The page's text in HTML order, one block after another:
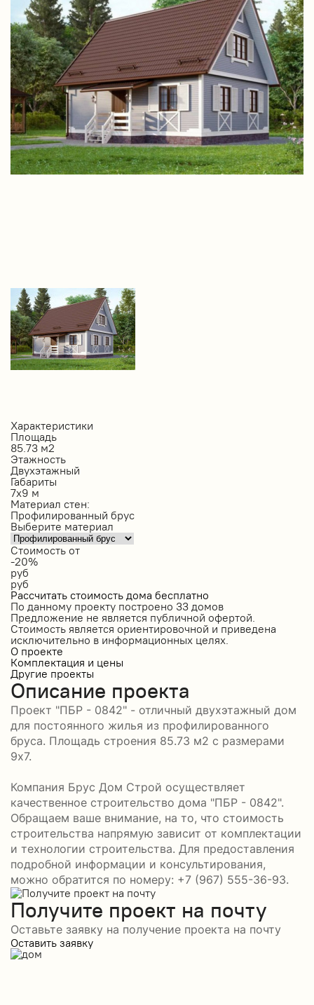
Характеристики
Площадь
85.73 м2
Этажность
Двухэтажный
Габариты
7х9 м
Материал стен:
Профилированный брус
Выберите материал
Стоимость от
-20%
руб
руб
Рассчитать стоимость дома бесплатно
По данному проекту построено 33 домов
Предложение не является публичной офертой.
Стоимость является ориентировочной и приведена
исключительно в информационных целях.
О проекте
Комплектация и цены
Другие проекты
Описание проекта
Проект "ПБР - 0842" - отличный двухэтажный дом
для постоянного жилья из профилированного
бруса. Площадь строения 85.73 м2 с размерами
9x7.
Компания Брус Дом Строй осуществляет
качественное строительство дома "ПБР - 0842".
Обращаем ваше внимание, на то, что стоимость
строительства напрямую зависит от комплектации
и технологии строительства. Для предоставления
подробной информации и консультирования,
можно обратится по номеру: +7 (967) 555-36-93.
Получите проект на почту
Оставьте заявку на получение проекта на почту
Оставить заявку